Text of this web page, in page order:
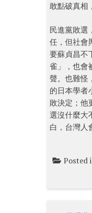
敢點破真相
民進黨敗選
任，但社會
要蘇貞昌不
雀」，也會
聲。也難怪
的日本學者
敗決定；他
選沒什麼大
白，台灣人
Posted